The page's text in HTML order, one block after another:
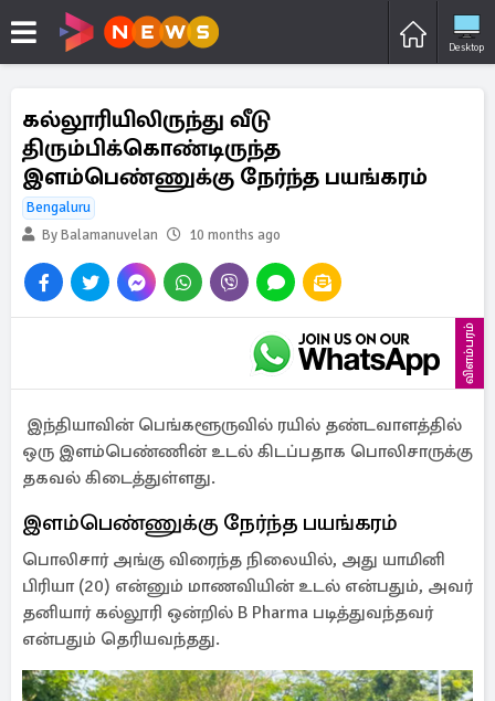
Desktop
கல்லூரியிலிருந்து வீடு
திரும்பிக்கொண்டிருந்த
இளம்பெண்ணுக்கு நேர்ந்த பயங்கரம்
Bengaluru
By Balamanuvelan
10 months ago
விளம்பரம்
இந்தியாவின் பெங்களூருவில் ரயில் தண்டவாளத்தில்
ஒரு இளம்பெண்ணின் உடல் கிடப்பதாக பொலிசாருக்கு
தகவல் கிடைத்துள்ளது.
இளம்பெண்ணுக்கு நேர்ந்த பயங்கரம்
பொலிசார் அங்கு விரைந்த நிலையில், அது யாமினி
பிரியா (20) என்னும் மாணவியின் உடல் என்பதும், அவர்
தனியார் கல்லூரி ஒன்றில் B Pharma படித்துவந்தவர்
என்பதும் தெரியவந்தது.